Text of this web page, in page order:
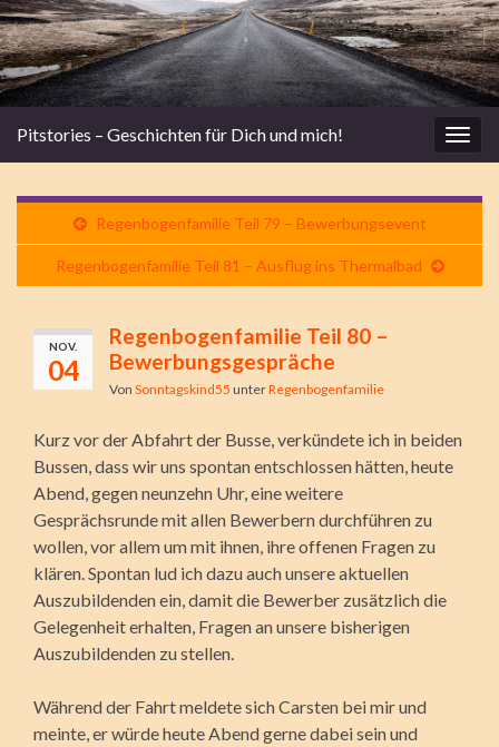
Pitstories – Geschichten für Dich und mich!
Regenbogenfamilie Teil 79 – Bewerbungsevent
Regenbogenfamilie Teil 81 – Ausflug ins Thermalbad
NOV.
04
Regenbogenfamilie Teil 80 –
Bewerbungsgespräche
Von Sonntagskind55 unterRegenbogenfamilie
Kurz vor der Abfahrt der Busse, verkündete ich in beiden
Bussen, dass wir uns spontan entschlossen hätten, heute
Abend, gegen neunzehn Uhr, eine weitere
Gesprächsrunde mit allen Bewerbern durchführen zu
wollen, vor allem um mit ihnen, ihre offenen Fragen zu
klären. Spontan lud ich dazu auch unsere aktuellen
Auszubildenden ein, damit die Bewerber zusätzlich die
Gelegenheit erhalten, Fragen an unsere bisherigen
Auszubildenden zu stellen.
Während der Fahrt meldete sich Carsten bei mir und
meinte, er würde heute Abend gerne dabei sein und